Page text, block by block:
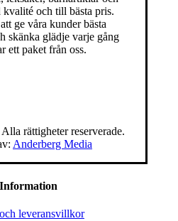
och till bästa pris.
ge våra kunder bästa
skänka glädje varje gång
ett paket från oss.
rättigheter reserverade.
Anderberg Media
Information
leveransvillkor